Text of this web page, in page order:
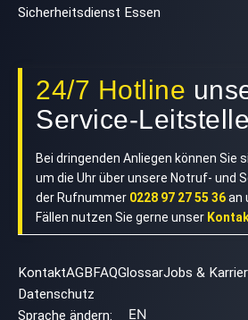
Sicherheitsdienst Essen
24/7 Hotline
Service-Leitstelle
Bei dringenden Anliegen können Sie
um die Uhr über unsere Notruf- und
der Rufnummer 0228 97 27 55 36an
Fällen nutzen Sie gerne unser
KontaktAGBFAQGlossarJobs &
Datenschutz
Sprache ändern:
EN